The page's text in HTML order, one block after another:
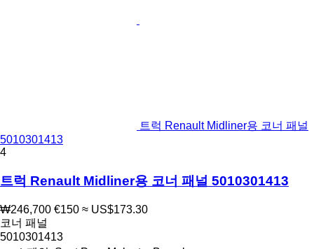
트럭 Renault Midliner용 코너 패널
5010301413
4
트럭 Renault Midliner용 코너 패널 5010301413
₩246,700 €150 ≈ US$173.30
코너 패널
5010301413